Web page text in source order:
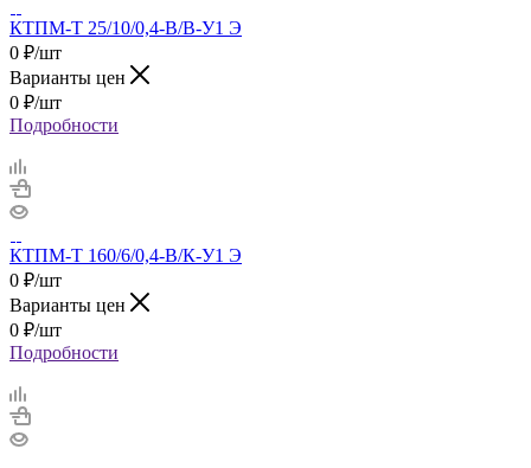
КТПМ-Т 25/10/0,4-В/В-У1 Э
0 ₽/шт
Варианты цен
0 ₽/шт
Подробности
КТПМ-Т 160/6/0,4-В/К-У1 Э
0 ₽/шт
Варианты цен
0 ₽/шт
Подробности